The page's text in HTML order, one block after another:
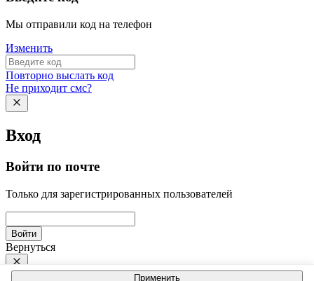
Применить
Мы отправили код на телефон
Изменить
Повторно выслать код
Не приходит смс?
Вход
Войти по почте
Только для зарегистрированных пользователей
Войти
Вернуться